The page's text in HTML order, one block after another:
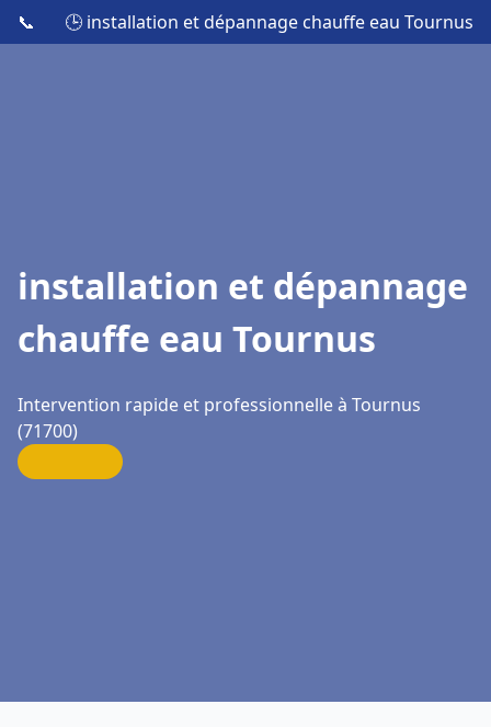
📞 🕒 installation et dépannage chauffe eau Tournus
installation et dépannage
chauffe eau Tournus
Intervention rapide et professionnelle à Tournus
(71700)